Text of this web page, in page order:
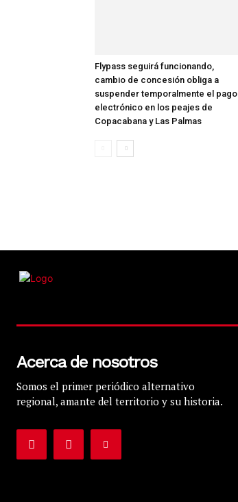
Flypass seguirá funcionando,
cambio de concesión obliga a
suspender temporalmente el pago
electrónico en los peajes de
Copacabana y Las Palmas
Acerca de nosotros
Somos el primer periódico alternativo
regional, amante del territorio y su historia.